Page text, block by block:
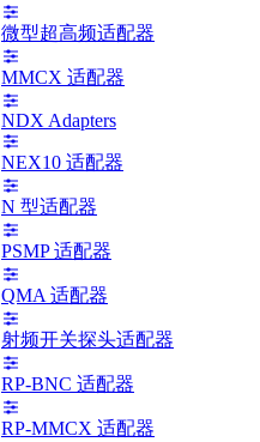
微型超高频适配器
MMCX 适配器
NDX Adapters
NEX10 适配器
N 型适配器
PSMP 适配器
QMA 适配器
射频开关探头适配器
RP-BNC 适配器
RP-MMCX 适配器